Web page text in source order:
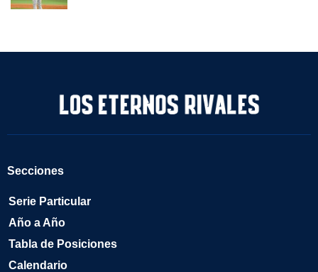
Secciones
Serie Particular
Año a Año
Tabla de Posiciones
Calendario